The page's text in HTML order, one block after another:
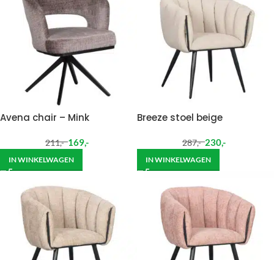
Avena chair – Mink
211,- 169,-
IN WINKELWAGEN
Breeze stoel beige
287,- 230,-
IN WINKELWAGEN